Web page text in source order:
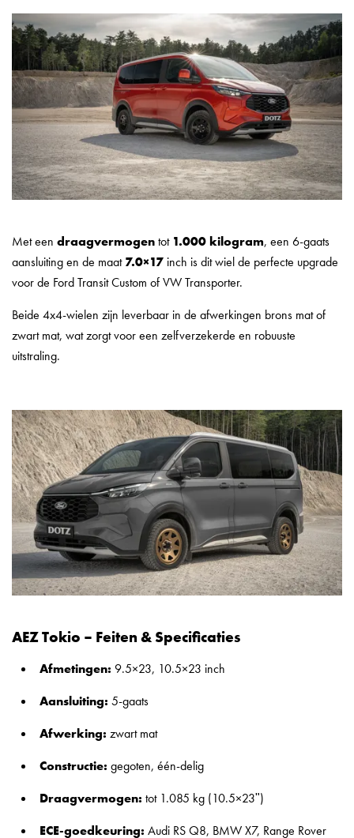
Met een draagvermogentot 1.000 kilogram, een 6-gaats
aansluiting en de maat7.0×17 inch is dit wiel de perfecte upgrade
voor de Ford Transit Custom of VW Transporter.
Beide 4x4-wielen zijn leverbaar in de afwerkingen brons mat of
zwart mat, wat zorgt voor een zelfverzekerde en robuuste
uitstraling.
AEZ Tokio – Feiten & Specificaties
Afmetingen: 9.5×23, 10.5×23 inch
Aansluiting: 5-gaats
Afwerking: zwart mat
Constructie: gegoten, één-delig
Draagvermogen: tot 1.085 kg (10.5×23ʺ)
ECE-goedkeuring: Audi RS Q8, BMW X7, Range Rover